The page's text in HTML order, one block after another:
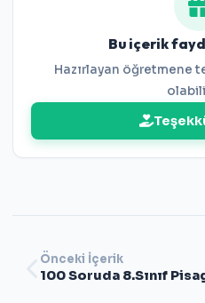
Bu içerik
Hazırlayan öğretmene
Önceki İçerik
100 Soruda 8.Sınıf